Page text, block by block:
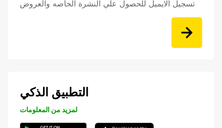
تسجيل الايميل للحصول علي النشرة الخاصه والعروض
التطبيق الذكي
لمزيد من المعلومات